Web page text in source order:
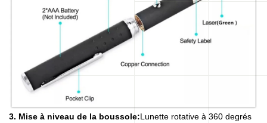
3. Mise à niveau de la boussole:Lunette rotative à 360 degrés